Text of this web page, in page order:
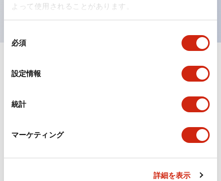
よって使用されることがあります。
必須
設定情報
統計
マーケティング
詳細を表示
UL、CSA、TÜV、CCC認証品。（一部機種は除く）
ドキュメントとファイル
カタログ
版）（日本語）